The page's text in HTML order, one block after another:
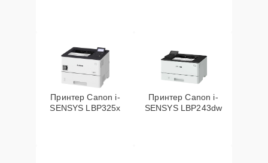
Принтер Canon i-
SENSYS LBP325x
Принтер Canon i-
SENSYS LBP243dw